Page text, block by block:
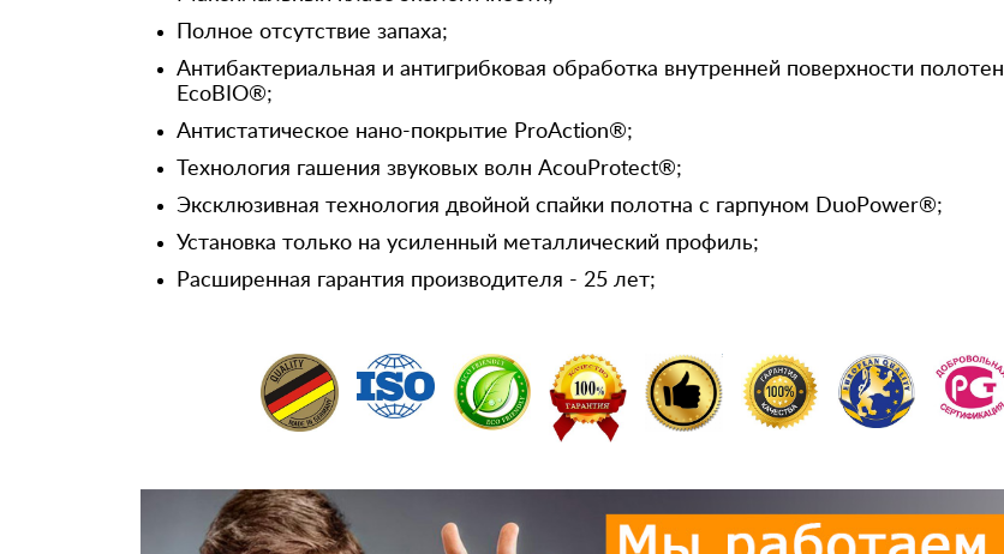
Полное отсутствие запаха;
Антибактериальная и антигрибковая обработка внутренней поверхности полотен
EcoBIO®;
Антистатическое нано-покрытие ProAction®;
Технология гашения звуковых волн AcouProtect®;
Эксклюзивная технология двойной спайки полотна с гарпуном DuoPower®;
Установка только на усиленный металлический профиль;
Расширенная гарантия производителя - 25 лет;